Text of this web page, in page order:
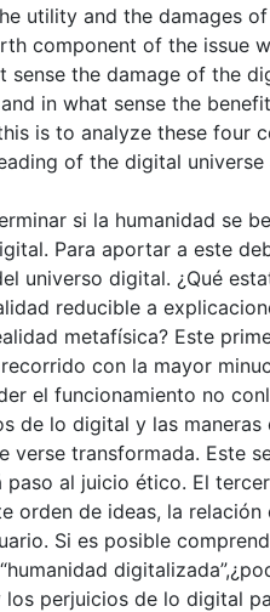
utility and the damages
component of the issue
sense the damage of the
in what sense the
is to analyze these four
of the digital
si la humanidad se
Para aportar a este
universo digital. ¿Qué
reducible a
metafísica? Este
con la mayor
el funcionamiento no
de lo digital y las
verse transformada. Este
al juicio ético. El
orden de ideas, la relación
Si es posible
perjuicios de lo digital